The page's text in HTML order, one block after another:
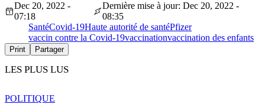
Dec 20, 2022 -
07:18
Dernière mise à jour: Dec 20, 2022 -
08:35
SantéCovid-19Haute autorité de santéPfizer
vaccin contre la Covid-19vaccinationvaccination des enfants
Print Partager
LES PLUS LUS
POLITIQUE